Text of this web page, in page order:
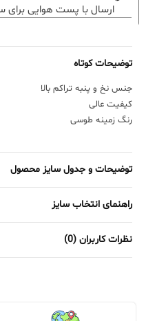
ارسال با پست هوایی برای
توضیحات کوتاه
جنس نخ و پنبه تراکم بالا
کیفیت عالی
رنگ زمینه طوسی
توضیحات و جدول سایز محصول
راهنمای انتخاب سایز
نظرات کاربران (0)